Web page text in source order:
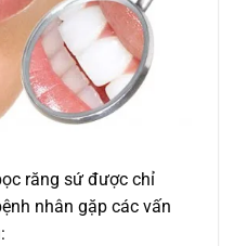
răng sứ được chỉ
nhân gặp các vấn